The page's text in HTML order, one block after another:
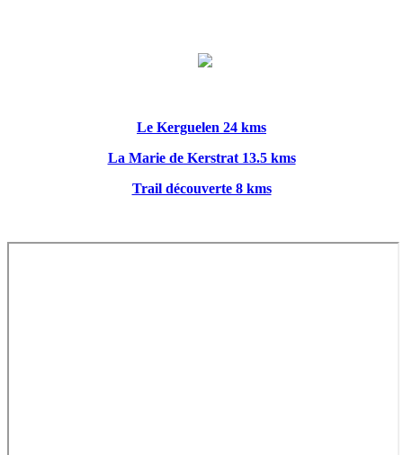
Le Kerguelen 24 kms
La Marie de Kerstrat 13.5 kms
Trail découverte 8 kms